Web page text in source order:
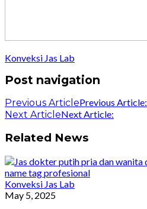
Konveksi Jas Lab
Post navigation
Previous ArticlePrevious Article:
Next ArticleNext Article:
Related News
Konveksi Jas Lab
May 5, 2025